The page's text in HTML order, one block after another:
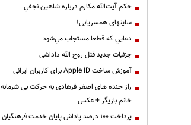
حكم آيت‌الله مكارم درباره شاهين نجفي
سایتهای همسریابی!
دعايي كه قطعا مستجاب مي‌شود
جزئیات جدید قتل روح الله داداشی
آموزش ساخت Apple ID برای کاربران ایرانی
راز خنده های اصغر فرهادی به حرکت بی شرمانه
خانم بازیگر + عکس
پرداخت ۱۰۰ درصد پاداش پایان خدمت فرهنگیان